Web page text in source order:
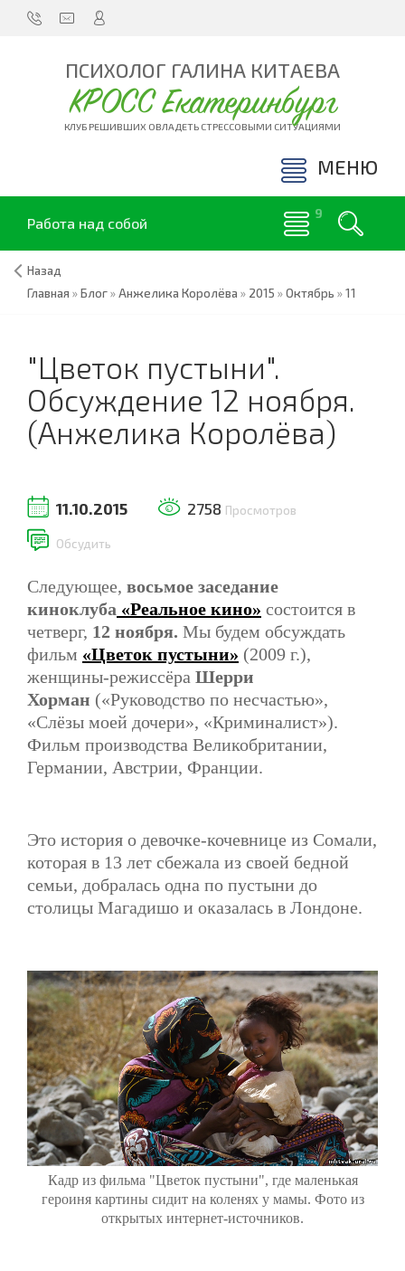
ПСИХОЛОГ ГАЛИНА КИТАЕВА
КРОСС Екатеринбург
КЛУБ РЕШИВШИХ ОВЛАДЕТЬ СТРЕССОВЫМИ СИТУАЦИЯМИ
МЕНЮ
Работа над собой
Назад
Главная »Блог»Анжелика Королёва » 2015 »Октябрь »11
"Цветок пустыни".
Обсуждение 12 ноября.
(Анжелика Королёва)
11.10.2015 2758 Просмотров
Обсудить
Следующее, восьмое заседание
киноклуба «Реальное кино» состоится в
четверг, 12 ноября. Мы будем обсуждать
фильм «Цветок пустыни» (2009 г.),
женщины-режиссёра Шерри
Хорман («Руководство по несчастью»,
«Слёзы моей дочери», «Криминалист»).
Фильм производства Великобритании,
Германии, Австрии, Франции.
Это история о девочке-кочевнице из Сомали,
которая в 13 лет сбежала из своей бедной
семьи, добралась одна по пустыни до
столицы Магадишо и оказалась в Лондоне.
Кадр из фильма "Цветок пустыни", где маленькая
героиня картины сидит на коленях у мамы. Фото из
открытых интернет-источников.